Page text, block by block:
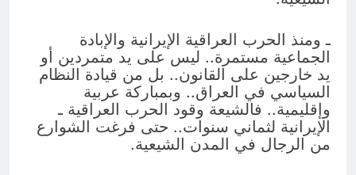
ـ ومنذ الحرب العراقية الإيرانية والإبادة
الجماعية مستمرة.. ليس على يد متمردين أو
يد خارجين على القانون.. بل من قيادة النظام
السياسي في العراق.. وبمباركة عربية
وإقليمية.. فالشيعة وقود الحرب العراقية ـ
الإيرانية لثماني سنوات.. حتى فرغت الشوارع
من الرجال في المدن الشيعية.